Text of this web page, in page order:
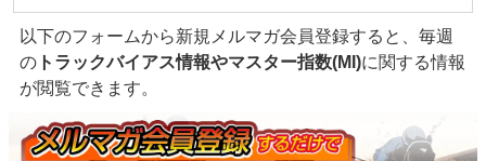
以下のフォームから新規メルマガ会員登録すると、毎週
の トラックバイアス情報やマスター指数(MI)に関する情報
が閲覧できます。